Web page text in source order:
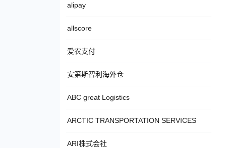
alipay
allscore
爱农支付
安第斯智利海外仓
ABC great Logistics
ARCTIC TRANSPORTATION SERVICES
ARI株式会社